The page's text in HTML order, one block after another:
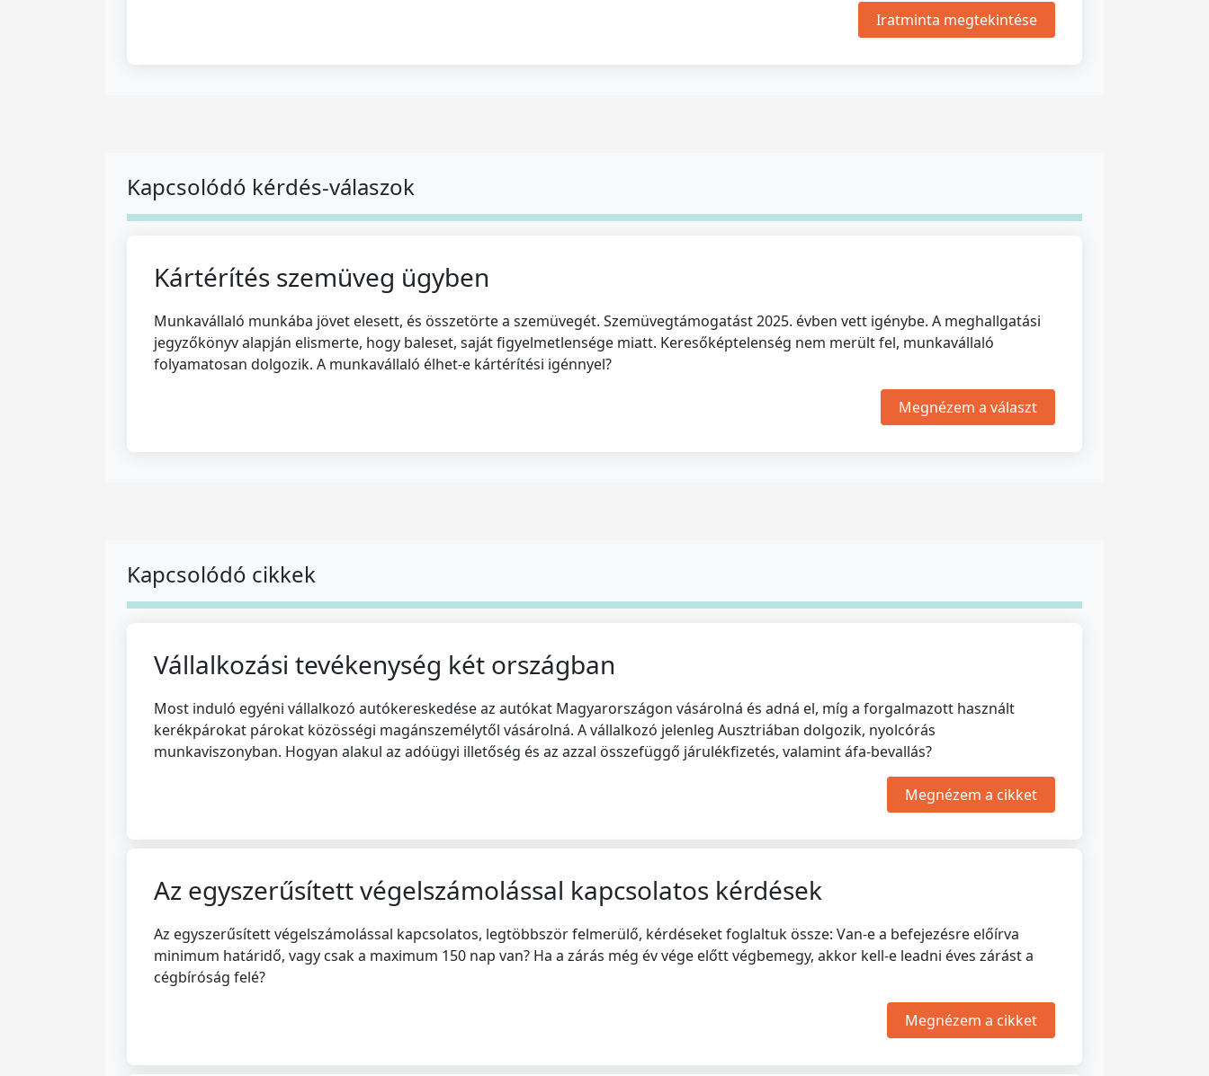
Iratminta megtekintése
Kapcsolódó kérdés-válaszok
Kártérítés szemüveg ügyben
Munkavállaló munkába jövet elesett, és összetörte a szemüvegét. Szemüvegtámogatást 2025. évben vett igénybe. A meghallgatási
jegyzőkönyv alapján elismerte, hogy baleset, saját figyelmetlensége miatt. Keresőképtelenség nem merült fel, munkavállaló
folyamatosan dolgozik. A munkavállaló élhet-e kártérítési igénnyel?
Megnézem a választ
Kapcsolódó cikkek
Vállalkozási tevékenység két országban
Most induló egyéni vállalkozó autókereskedése az autókat Magyarországon vásárolná és adná el, míg a forgalmazott használt
kerékpárokat párokat közösségi magánszemélytől vásárolná. A vállalkozó jelenleg Ausztriában dolgozik, nyolcórás
munkaviszonyban. Hogyan alakul az adóügyi illetőség és az azzal összefüggő járulékfizetés, valamint áfa-bevallás?
Megnézem a cikket
Az egyszerűsített végelszámolással kapcsolatos kérdések
Az egyszerűsített végelszámolással kapcsolatos, legtöbbször felmerülő, kérdéseket foglaltuk össze: Van-e a befejezésre előírva
minimum határidő, vagy csak a maximum 150 nap van? Ha a zárás még év vége előtt végbemegy, akkor kell-e leadni éves zárást a
cégbíróság felé?
Megnézem a cikket